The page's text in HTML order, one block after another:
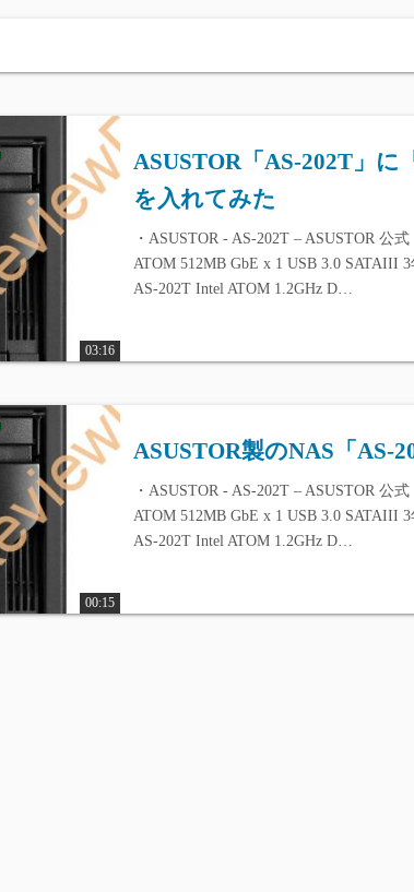
03:16
ASUSTOR「AS-202T」に
を入れてみた
・ASUSTOR - AS-202T – ASUSTOR 公
ATOM 512MB GbE x 1 USB 3.0 SATAIII
AS-202T Intel ATOM 1.2GHz D…
00:15
ASUSTOR製のNAS「AS-
・ASUSTOR - AS-202T – ASUSTOR 公
ATOM 512MB GbE x 1 USB 3.0 SATAIII
AS-202T Intel ATOM 1.2GHz D…